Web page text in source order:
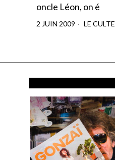
oncle Léon, on é
2 JUIN 2009 LE CULTE